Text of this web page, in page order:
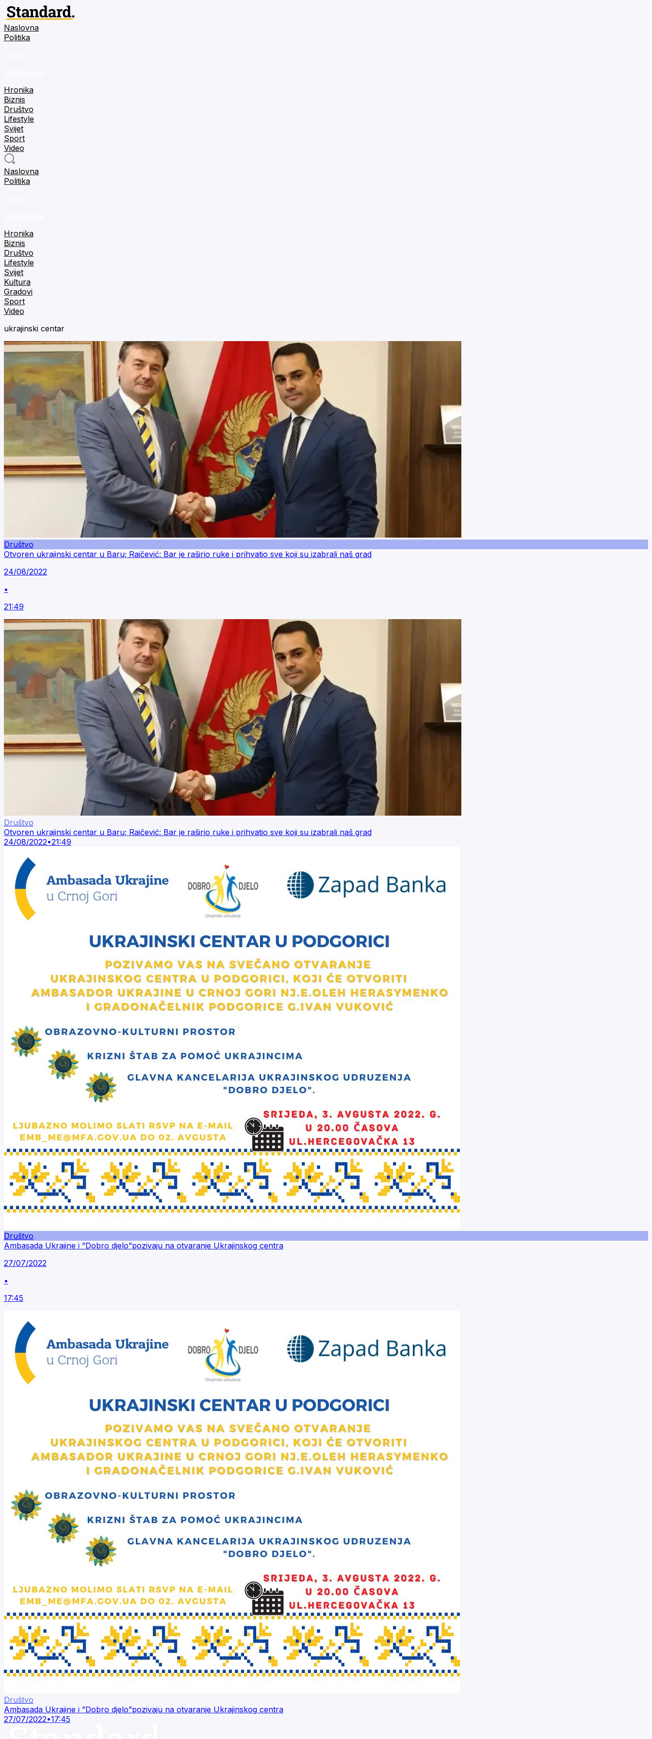
Naslovna
Politika
Hronika
Biznis
Društvo
Lifestyle
Svijet
Sport
Video
Naslovna
Politika
Hronika
Biznis
Društvo
Lifestyle
Svijet
Kultura
Gradovi
Sport
Video
ukrajinski centar
Društvo
Otvoren ukrajinski centar u Baru; Raičević: Bar je raširio ruke i prihvatio sve koji su izabrali naš grad
24/08/2022
•
21:49
Društvo
Otvoren ukrajinski centar u Baru; Raičević: Bar je raširio ruke i prihvatio sve koji su izabrali naš grad
24/08/2022•21:49
Društvo
Ambasada Ukrajine i ”Dobro djelo”pozivaju na otvaranje Ukrajinskog centra
27/07/2022
•
17:45
Društvo
Ambasada Ukrajine i ”Dobro djelo”pozivaju na otvaranje Ukrajinskog centra
27/07/2022•17:45